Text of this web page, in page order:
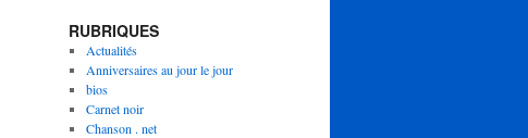
RUBRIQUES
Actualités
Anniversaires au jour le jour
bios
Carnet noir
Chanson . net